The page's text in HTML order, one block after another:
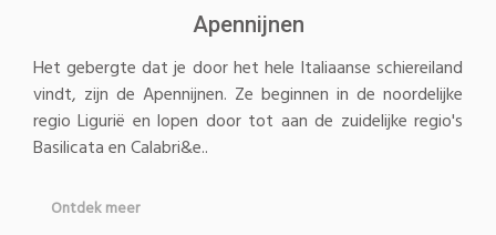
Apennijnen
Het gebergte dat je door het hele Italiaanse schiereiland
vindt, zijn de Apennijnen. Ze beginnen in de noordelijke
regio Ligurië en lopen door tot aan de zuidelijke regio's
Basilicata en Calabri&e..
Ontdek meer